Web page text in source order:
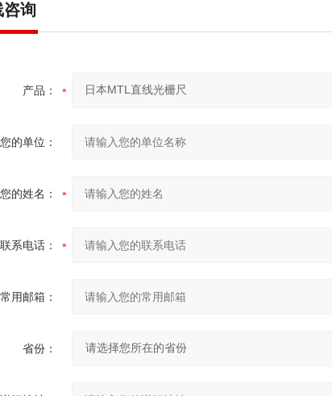
咨询
产品：
您的单位：
您的姓名：
联系电话：
常用邮箱：
省份：